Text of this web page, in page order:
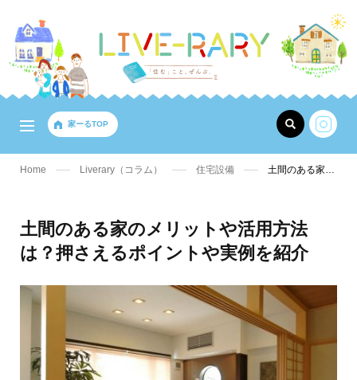
家ーるTOP
Home Liverary（コラム） 住宅設備 土間のある家のメリットや活用方法は？押さえるポイントや実例を紹介
土間のある家のメリットや活用方法
は？押さえるポイントや実例を紹介